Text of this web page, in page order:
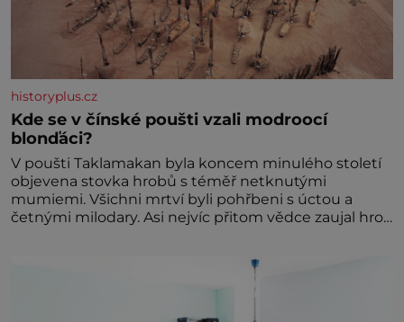
historyplus.cz
Kde se v čínské poušti vzali modroocí
blonďáci?
V poušti Taklamakan byla koncem minulého století
objevena stovka hrobů s téměř netknutými
mumiemi. Všichni mrtví byli pohřbeni s úctou a
četnými milodary. Asi nejvíc přitom vědce zaujal hrob
dávných lidí nesmírně dobře zachovalá, přičítají
odborníci zdejším klimatickým podmínkám. Sucho,